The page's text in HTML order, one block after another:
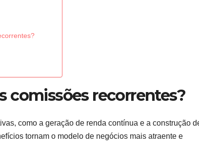
comissões recorrentes?
como a geração de renda contínua e a construção
tornam o modelo de negócios mais atraente e